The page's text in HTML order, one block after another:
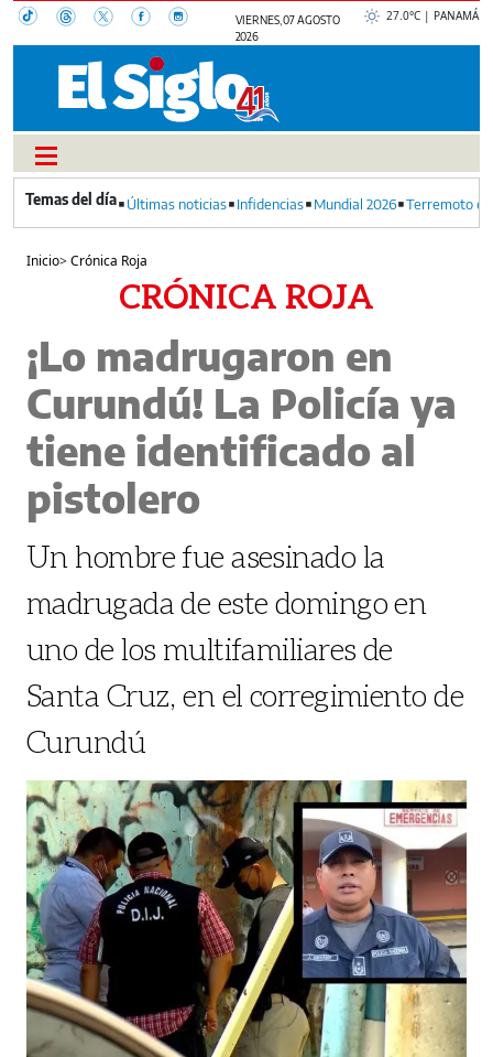
VIERNES, 07 AGOSTO
2026
27.0°C | PANAMÁ
Últimas noticias Infidencias Mundial 2026 Terremoto
Inicio>Crónica Roja
CRÓNICA ROJA
¡Lo madrugaron en
Curundú! La Policía ya
tiene identificado al
pistolero
Un hombre fue asesinado la
madrugada de este domingo en
uno de los multifamiliares de
Santa Cruz, en el corregimiento de
Curundú